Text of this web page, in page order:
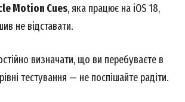
Motion Cues, яка працює на iOS 18,
не відставати.
визначати, що ви перебуваєте в
тестування — не поспішайте радіти.